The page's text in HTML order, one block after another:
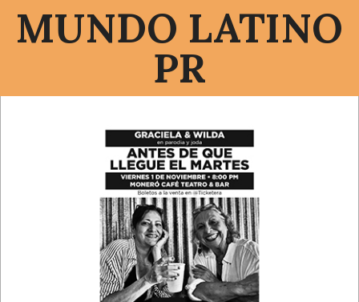
MUNDO LATINO
PR